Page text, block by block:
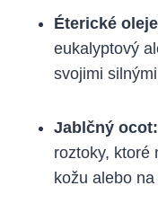
Éterické
eukalyptový
svojimi
Jablčný ocot:
⁤roztoky, ktoré
kožu ‍alebo